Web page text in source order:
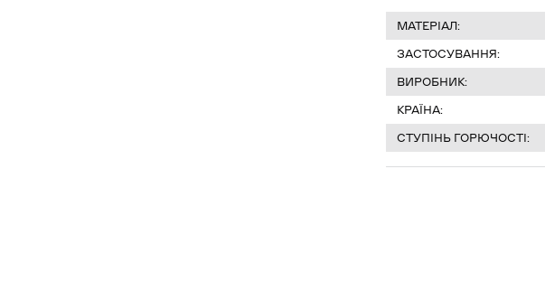
МАТЕРІАЛ:
ЗАСТОСУВАННЯ:
ВИРОБНИК:
КРАЇНА:
СТУПІНЬ ГОРЮЧОСТІ: